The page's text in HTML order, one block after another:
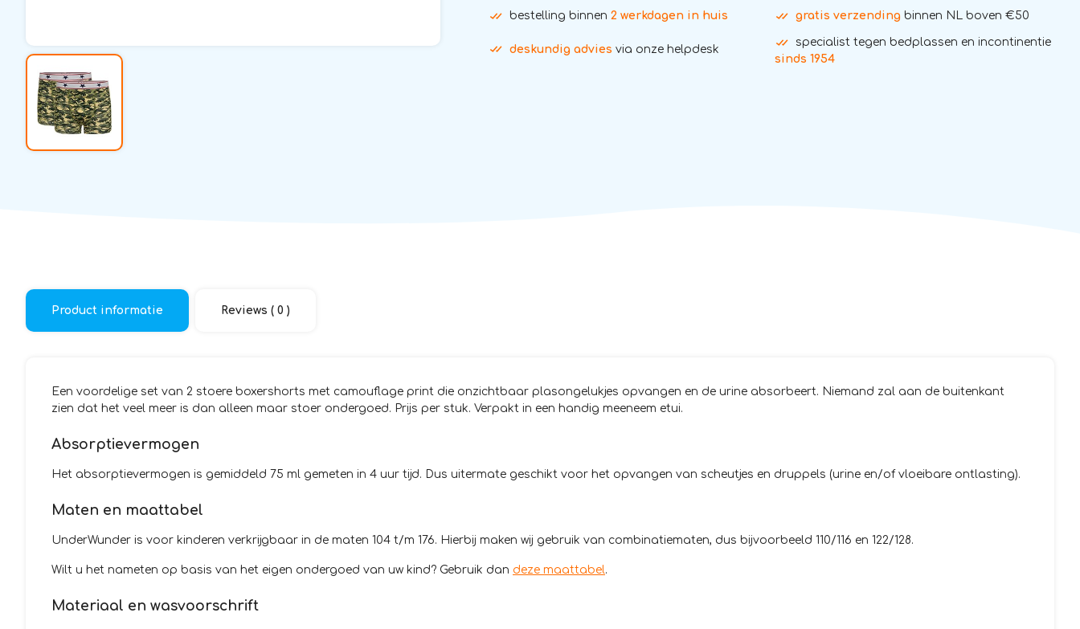
bestelling binnen 2 werkdagen in huis gratis verzendingbinnen NL boven €50
deskundig advies via onze helpdesk
specialist tegen bedplassen en incontinentie
sinds 1954
Product informatie Reviews ( 0 )
Een voordelige set van 2 stoere boxershorts met camouflage print die onzichtbaar plasongelukjes opvangen en de urine absorbeert. Niemand zal aan de buitenkant
zien dat het veel meer is dan alleen maar stoer ondergoed. Prijs per stuk. Verpakt in een handig meeneem etui.
Absorptievermogen
Het absorptievermogen is gemiddeld 75 ml gemeten in 4 uur tijd. Dus uitermate geschikt voor het opvangen van scheutjes en druppels (urine en/of vloeibare ontlasting).
Maten en maattabel
UnderWunder is voor kinderen verkrijgbaar in de maten 104 t/m 176. Hierbij maken wij gebruik van combinatiematen, dus bijvoorbeeld 110/116 en 122/128.
Wilt u het nameten op basis van het eigen ondergoed van uw kind? Gebruik dan deze maattabel.
Materiaal en wasvoorschrift